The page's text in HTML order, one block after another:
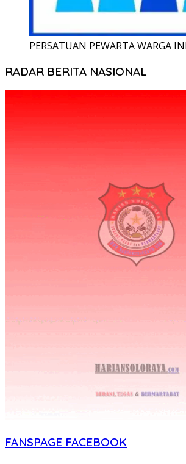
PERSATUAN PEWARTA WARGA
RADAR BERITA NASIONAL
FANSPAGE FACEBOOK